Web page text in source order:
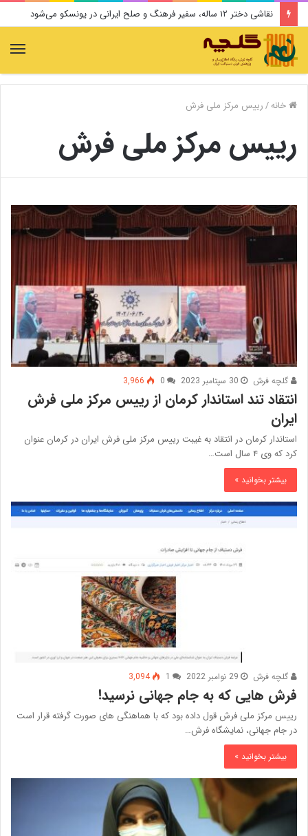
نقاشی دختر ۱۲ ساله، سفیر فرهنگ و صلح ایرانی در یونسکو می‌شود
خانه/رییس مرکز ملی فرش
رییس مرکز ملی فرش
گلچه فرش 30 سپتامبر 2023 0
3,966
انتقاد تند استاندار کرمان از رییس مرکز ملی فرش
ایران
استاندار کرمان در انتقاد به غیبت رییس مرکز ملی فرش ایران در کرمان عنوان
کرد که وی ۴ سال است…
بیشتر بخوانید »
گلچه فرش 29 نوامبر 2022 1
3,094
فرش هایی که به جام جهانی نرسید!
رییس مرکز ملی فرش قول داده بود که با هماهنگی های صورت گرفته قرار است
در جام جهانی، نمایشگاه فرش…
بیشتر بخوانید »